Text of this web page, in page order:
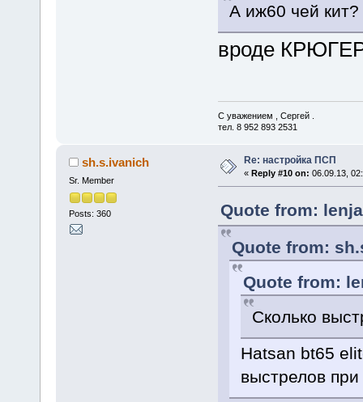
А иж60 чей кит?
вроде
С уважением , Сергей .
тел. 8 952 893 2531
sh.s.ivanich
Sr. Member
Posts: 360
Re: настройка ПСП
« Reply #10 on: 06.09.13,
Quote from:
Quote from:
Quote from:
Сколько
Hatsan bt65
выстрелов